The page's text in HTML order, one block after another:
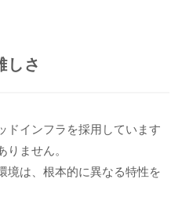
しさ
ドインフラを採用しています
ません。
境は、根本的に異なる特性を